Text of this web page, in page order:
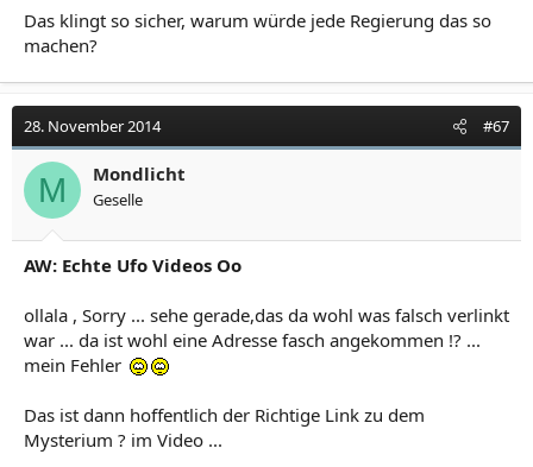
Das klingt so sicher, warum würde jede Regierung das so
machen?
28. November 2014 #67
M Mondlicht
Geselle
AW: Echte Ufo Videos Oo
ollala , Sorry ... sehe gerade,das da wohl was falsch verlinkt
war ... da ist wohl eine Adresse fasch angekommen !? ...
mein Fehler
Das ist dann hoffentlich der Richtige Link zu dem
Mysterium ? im Video ...